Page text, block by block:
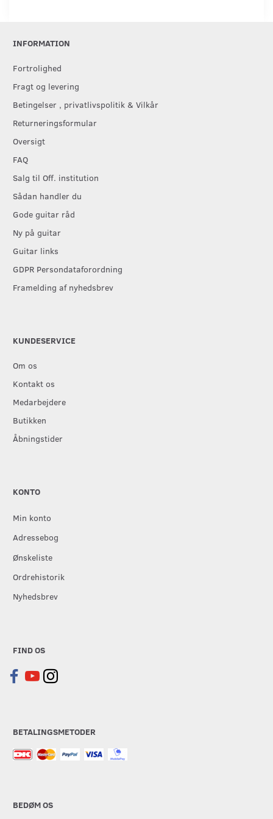
INFORMATION
Fortrolighed
Fragt og levering
Betingelser , privatlivspolitik & Vilkår
Returneringsformular
Oversigt
FAQ
Salg til Off. institution
Sådan handler du
Gode guitar råd
Ny på guitar
Guitar links
GDPR Persondataforordning
Framelding af nyhedsbrev
KUNDESERVICE
Om os
Kontakt os
Medarbejdere
Butikken
Åbningstider
KONTO
Min konto
Adressebog
Ønskeliste
Ordrehistorik
Nyhedsbrev
FIND OS
BETALINGSMETODER
BEDØM OS